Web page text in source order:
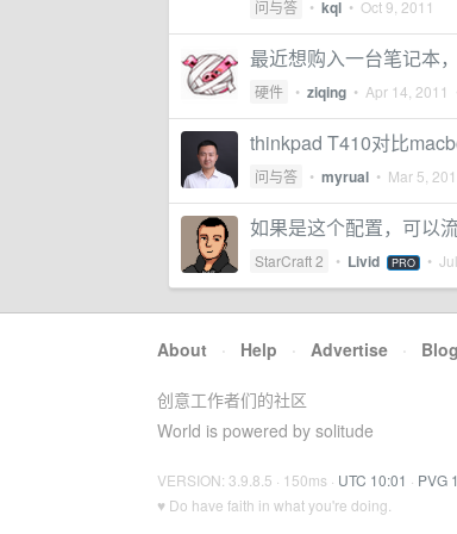
问与答 • kql • Oct 9, 2011
最近想购入一台笔记本
硬件 • ziqing • Apr 14, 2011
thinkpad T410对比
问与答 • myrual • Mar 5,
如果是这个配置，可以
StarCraft 2 • Livid PRO •
About · Help · Advertise · Blog
创意工作者们的社区
World is powered by solitude
VERSION: 3.9.8.5 · 150ms · UTC 10:01 · PVG
♥ Do have faith in what you're doing.